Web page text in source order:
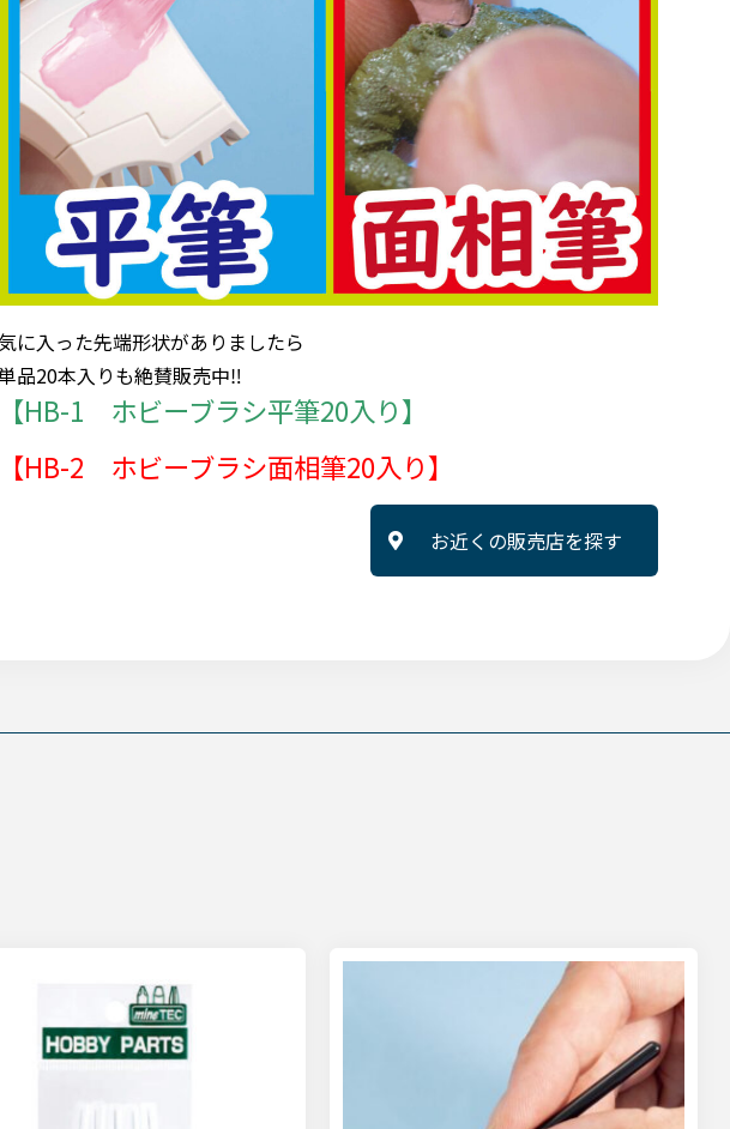
に入った先端形状がありましたら
品20本入りも絶賛販売中‼
【HB-1 ホビーブラシ平筆20入り】
【HB-2 ホビーブラシ面相筆20入り】
お近くの販売店を探す